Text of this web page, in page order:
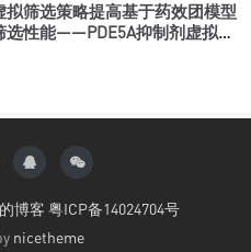
拟筛选策略提高基于药效团模型
选性能——PDE5A抑制剂虚拟筛
博客 粤ICP备14024704号
nicetheme